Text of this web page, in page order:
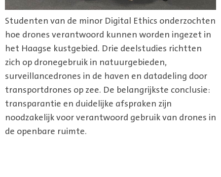
Studenten van de minor Digital Ethics onderzochten
hoe drones verantwoord kunnen worden ingezet in
het Haagse kustgebied. Drie deelstudies richtten
zich op dronegebruik in natuurgebieden,
surveillancedrones in de haven en datadeling door
transportdrones op zee. De belangrijkste conclusie:
transparantie en duidelijke afspraken zijn
noodzakelijk voor verantwoord gebruik van drones in
de openbare ruimte.